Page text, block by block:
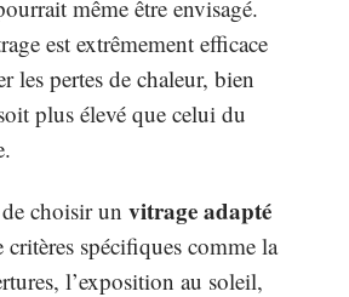
même être envisagé.
est extrêmement efficace
les pertes de chaleur, bien
plus élevé que celui du
choisir un vitrage adapté
spécifiques comme la
l’exposition au soleil,